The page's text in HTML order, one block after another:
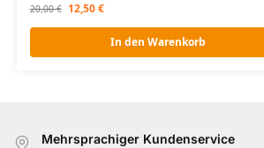
20,00€ 12,50€
In den Warenkorb
Mehrsprachiger Kundenservice